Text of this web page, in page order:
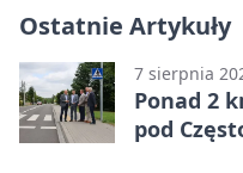
Ostatnie Artykuły
7 sierpnia
Ponad 2
pod